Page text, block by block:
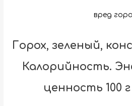
вред
Горох, зеленый,
Калорийность.
ценность 100